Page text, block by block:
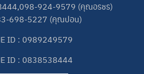
,098-924-9579 (คุณอรชร)
698-5227 (คุณปอน)
ID : 0989249579
ID : 0838538444